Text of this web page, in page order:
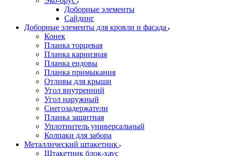
Доборные элементы
Сайдинг
Доборные элементы для кровли и фасада
Конек
Планка торцевая
Планка карнизная
Планка ендовы
Планка примыкания
Отливы для крыши
Угол внутренний
Угол наружный
Снегозадержатели
Планка защитная
Уплотнитель универсальный
Колпаки для забора
Металлический штакетник
Штакетник блок-хаус